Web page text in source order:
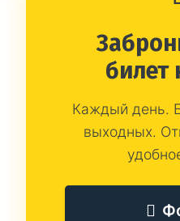
билет
Каждый день.
выходных.